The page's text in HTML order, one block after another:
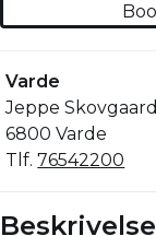
Varde
Jeppe
6800 Varde
Tlf.76542200
Beskrivelse